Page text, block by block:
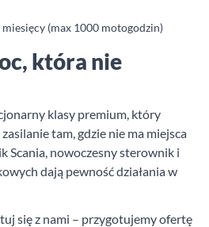
(max 1000 motogodzin)
która nie
klasy premium, który
tam, gdzie nie ma miejsca
Scania, nowoczesny sterownik i
dają pewność działania w
się z nami – przygotujemy ofertę